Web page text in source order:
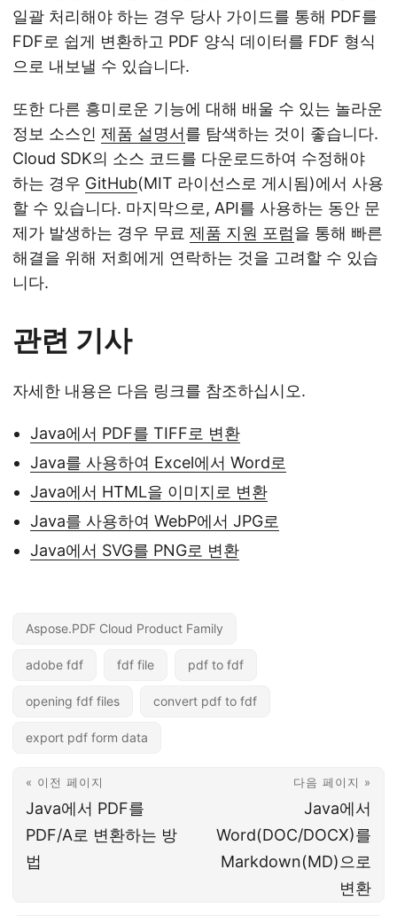
일괄 처리해야 하는 경우 당사 가이드를 통해 PDF를
FDF로 쉽게 변환하고 PDF 양식 데이터를 FDF 형식
으로 내보낼 수 있습니다.
또한 다른 흥미로운 기능에 대해 배울 수 있는 놀라운
정보 소스인 제품 설명서를 탐색하는 것이 좋습니다.
Cloud SDK의 소스 코드를 다운로드하여 수정해야
하는 경우 GitHub(MIT 라이선스로 게시됨)에서 사용
할 수 있습니다. 마지막으로, API를 사용하는 동안 문
제가 발생하는 경우 무료 제품 지원 포럼을 통해 빠른
해결을 위해 저희에게 연락하는 것을 고려할 수 있습
니다.
관련 기사
자세한 내용은 다음 링크를 참조하십시오.
Java에서 PDF를 TIFF로 변환
Java를 사용하여 Excel에서 Word로
Java에서 HTML을 이미지로 변환
Java를 사용하여 WebP에서 JPG로
Java에서 SVG를 PNG로 변환
Aspose.PDF Cloud Product Family
adobe fdf fdf file pdf to fdf
opening fdf files convert pdf to fdf
export pdf form data
« 이전 페이지
Java에서 PDF를
PDF/A로 변환하는 방
법
다음 페이지 »
Java에서
Word(DOC/DOCX)를
Markdown(MD)으로
변환